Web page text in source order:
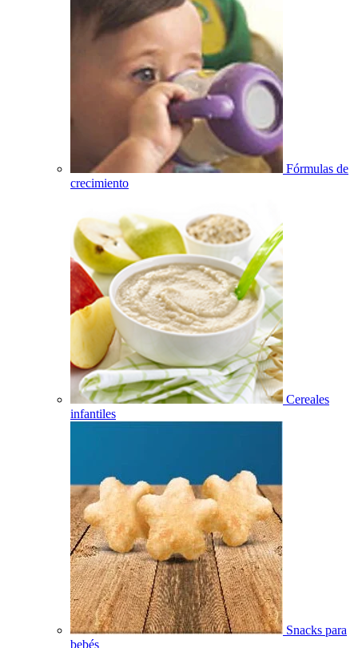
Fórmulas de
crecimiento
Cereales
infantiles
Snacks para
bebés